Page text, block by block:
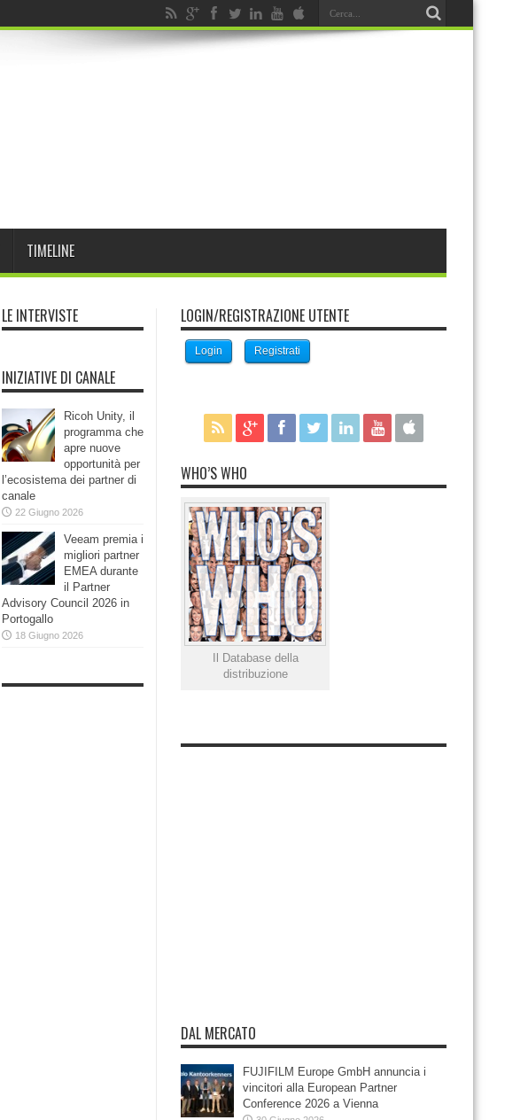
TIMELINE
LE INTERVISTE
INIZIATIVE DI CANALE
Ricoh Unity, il
programma che
apre nuove
opportunità per
l’ecosistema dei partner di
canale
22 Giugno 2026
Veeam premia i
migliori partner
EMEA durante
il Partner
Advisory Council 2026 in
Portogallo
18 Giugno 2026
LOGIN/REGISTRAZIONE UTENTE
Login Registrati
WHO’S WHO
Il Database della
distribuzione
DAL MERCATO
FUJIFILM Europe GmbH annuncia i
vincitori alla European Partner
Conference 2026 a Vienna